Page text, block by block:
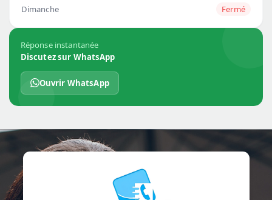
Dimanche Fermé
Réponse instantanée
Discutez sur WhatsApp
Ouvrir WhatsApp